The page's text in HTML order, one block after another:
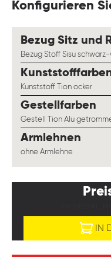
Konfigurieren
Bezug Sitz und
Bezug Stoff Sisu schwarz-
Kunststoff Tion ocker
Gestellfarben
Gestell Tion Alu
Armlehnen
ohne Armlehne
IN